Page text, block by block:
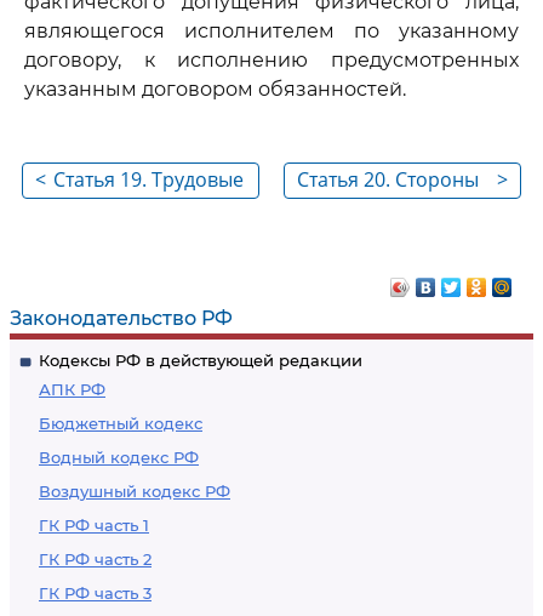
Законодательство РФ
Кодексы РФ в действующей редакции
АПК РФ
Бюджетный кодекс
Водный кодекс РФ
Воздушный кодекс РФ
ГК РФ часть 1
ГК РФ часть 2
ГК РФ часть 3
являющегося исполнителем по указанному
договору, к исполнению предусмотренных
указанным договором обязанностей.
< Статья 19. Трудовые
трудового договора
в результате
назначения на
должность или
утверждения в
должности
>
Статья 20. Стороны